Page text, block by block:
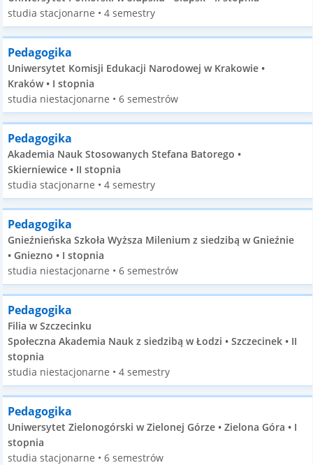
studia stacjonarne • 4 semestry
Pedagogika
Uniwersytet Komisji Edukacji Narodowej w Krakowie •
Kraków • I stopnia
studia niestacjonarne • 6 semestrów
Pedagogika
Akademia Nauk Stosowanych Stefana Batorego •
Skierniewice • II stopnia
studia stacjonarne • 4 semestry
Pedagogika
Gnieźnieńska Szkoła Wyższa Milenium z siedzibą w Gnieźnie
• Gniezno • I stopnia
studia niestacjonarne • 6 semestrów
Pedagogika
Filia w Szczecinku
Społeczna Akademia Nauk z siedzibą w Łodzi • Szczecinek • II
stopnia
studia niestacjonarne • 4 semestry
Pedagogika
Uniwersytet Zielonogórski w Zielonej Górze • Zielona Góra • I
stopnia
studia stacjonarne • 6 semestrów